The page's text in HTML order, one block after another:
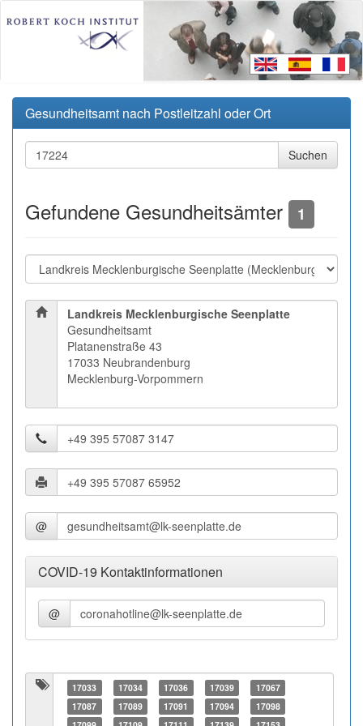
Gesundheitsamt nach Postleitzahl oder Ort
Gefundene Gesundheitsämter 1
Landkreis Mecklenburgische Seenplatte
Gesundheitsamt
Platanenstraße 43
17033 Neubrandenburg
Mecklenburg-Vorpommern
@
COVID-19 Kontaktinformationen
@
17033 17034 17036 17039
17067
17087
17089 17091 17094
17098